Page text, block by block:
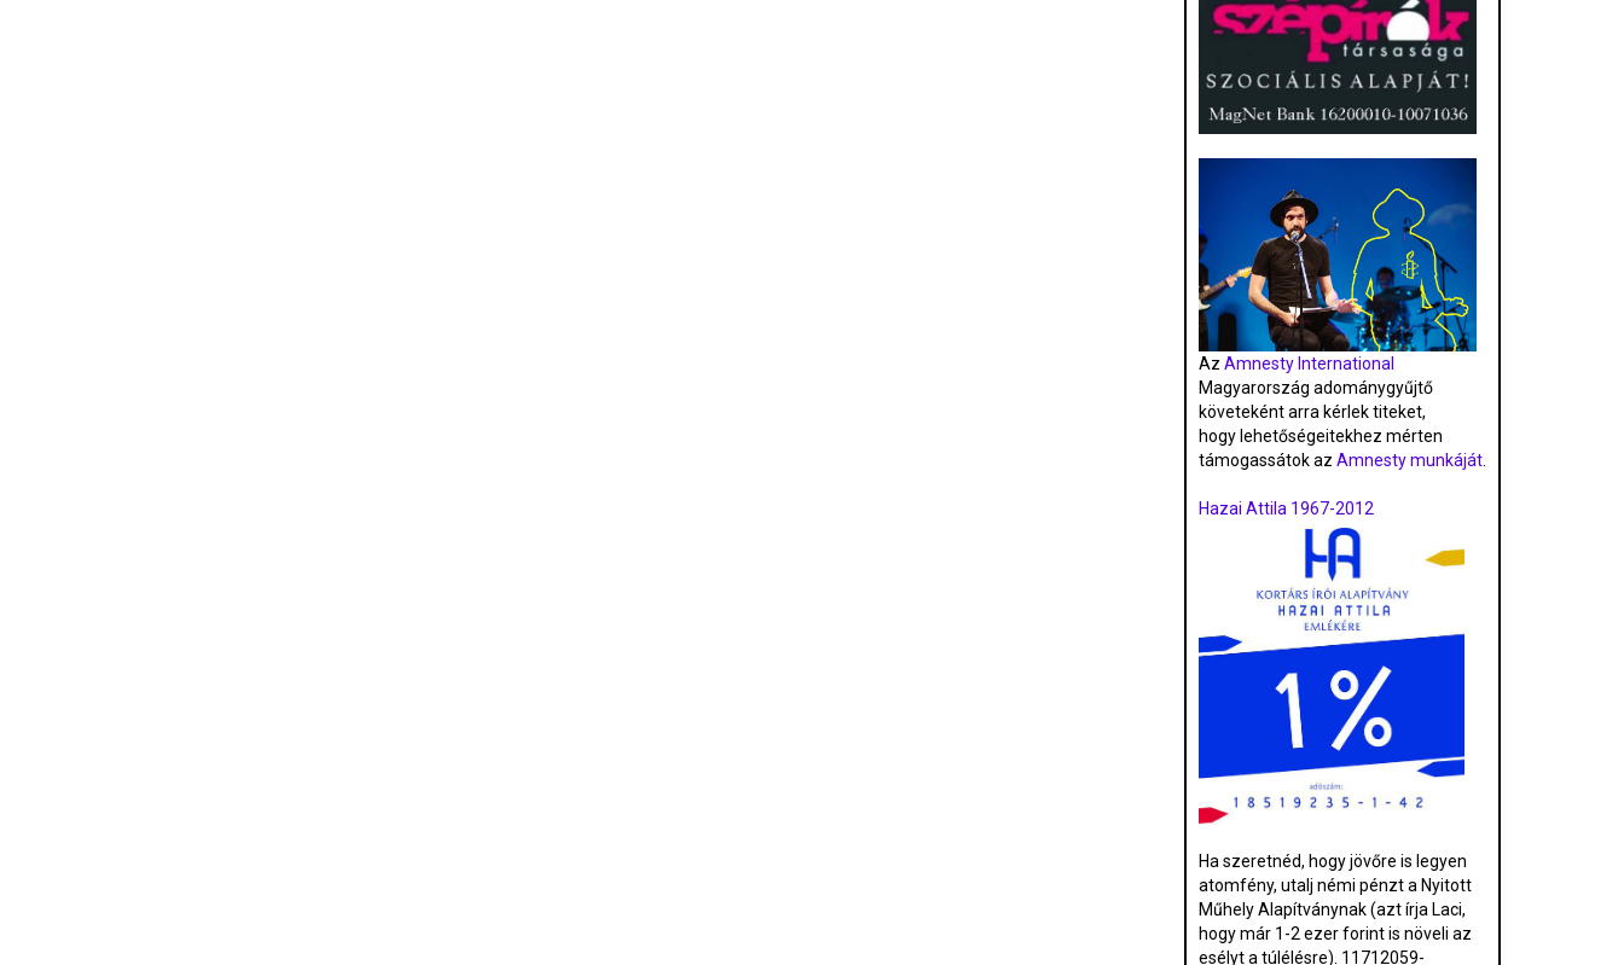
Az Amnesty International
Magyarország adománygyűjtő
követeként arra kérlek titeket,
hogy lehetőségeitekhez mérten
támogassátok az Amnesty munkáját.
Hazai Attila 1967-2012
Ha szeretnéd, hogy jövőre is legyen
atomfény, utalj némi pénzt a Nyitott
Műhely Alapítványnak (azt írja Laci,
hogy már 1-2 ezer forint is növeli az
esélyt a túlélésre). 11712059-